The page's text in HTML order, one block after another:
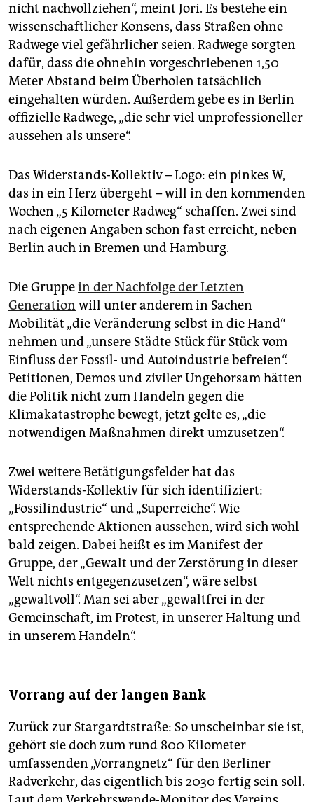
nicht nachvollziehen“, meint Jori. Es bestehe ein
wissenschaftlicher Konsens, dass Straßen ohne
Radwege viel gefährlicher seien. Radwege sorgten
dafür, dass die ohnehin vorgeschriebenen 1,50
Meter Abstand beim Überholen tatsächlich
eingehalten würden. Außerdem gebe es in Berlin
offizielle Radwege, „die sehr viel unprofessioneller
aussehen als unsere“.
Das Widerstands-Kollektiv – Logo: ein pinkes W,
das in ein Herz übergeht – will in den kommenden
Wochen „5 Kilometer Radweg“ schaffen. Zwei sind
nach eigenen Angaben schon fast erreicht, neben
Berlin auch in Bremen und Hamburg.
Die Gruppein der Nachfolge der Letzten
Generation will unter anderem in Sachen
Mobilität „die Veränderung selbst in die Hand“
nehmen und „unsere Städte Stück für Stück vom
Einfluss der Fossil- und Autoindustrie befreien“.
Petitionen, Demos und ziviler Ungehorsam hätten
die Politik nicht zum Handeln gegen die
Klimakatastrophe bewegt, jetzt gelte es, „die
notwendigen Maßnahmen direkt umzusetzen“.
Zwei weitere Betätigungsfelder hat das
Widerstands-Kollektiv für sich identifiziert:
„Fossilindustrie“ und „Superreiche“. Wie
entsprechende Aktionen aussehen, wird sich wohl
bald zeigen. Dabei heißt es im Manifest der
Gruppe, der „Gewalt und der Zerstörung in dieser
Welt nichts entgegenzusetzen“, wäre selbst
„gewaltvoll“. Man sei aber „gewaltfrei in der
Gemeinschaft, im Protest, in unserer Haltung und
in unserem Handeln“.
Vorrang auf der langen Bank
Zurück zur Stargardtstraße: So unscheinbar sie ist,
gehört sie doch zum rund 800 Kilometer
umfassenden „Vorrangnetz“ für den Berliner
Radverkehr, das eigentlich bis 2030 fertig sein soll.